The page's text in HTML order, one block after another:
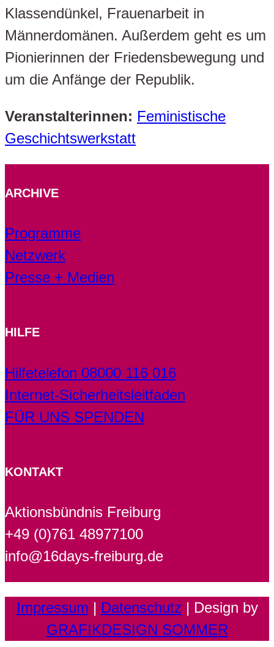
Klassendünkel, Frauenarbeit in
Männerdomänen. Außerdem geht es um
Pionierinnen der Friedensbewegung und
um die Anfänge der Republik.
Veranstalterinnen: Feministische
Geschichtswerkstatt
ARCHIVE
Programme
Netzwerk
Presse + Medien
HILFE
Hilfetelefon 08000 116 016
Internet-Sicherheitsleitfaden
FÜR UNS SPENDEN
KONTAKT
Aktionsbündnis Freiburg
+49 (0)761 48977100
info@16days-freiburg.de
Impressum | Datenschutz | Design by
GRAFIKDESIGN SOMMER